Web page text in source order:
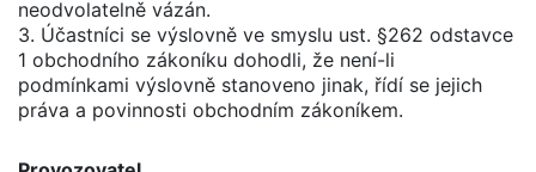
neodvolatelně vázán.
3. Účastníci se výslovně ve smyslu ust. §262 odstavce
1 obchodního zákoníku dohodli, že není-li
podmínkami výslovně stanoveno jinak, řídí se jejich
práva a povinnosti obchodním zákoníkem.